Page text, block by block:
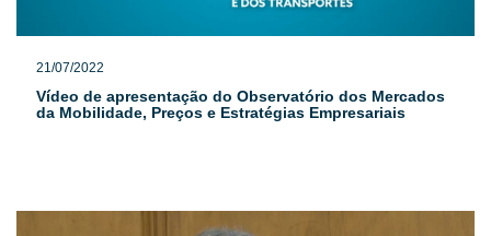
21/07/2022
Vídeo de apresentação do Observatório dos Mercados
da Mobilidade, Preços e Estratégias Empresariais